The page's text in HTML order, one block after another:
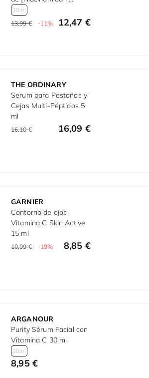
Vitamina C + Ácido
salicílico + Melasyl] 30
30ml
13,99 € -11% 12,47 €
THE ORDINARY
Serum para Pestañas y
Cejas Multi-Péptidos 5
ml
16,10 € 16,09 €
GARNIER
Contorno de ojos
Vitamina C Skin Active
15 ml
10,99 € -19% 8,85 €
ARGANOUR
Purity Sérum Facial con
Vitamina C 30 ml
30ml
8,95 €